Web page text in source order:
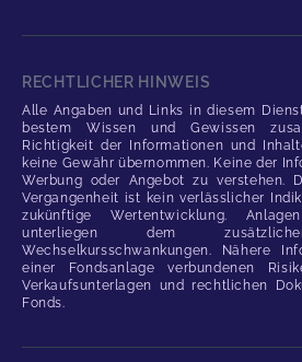
RECHTLICHER HINWEIS
Alle Angaben und Links in diesem
bestem Wissen und Gewissen
Richtigkeit der Informationen und
keine Gewähr übernommen. Keine der
Werbung oder Angebot zu verstehen.
Vergangenheit ist kein verlässlicher
zukünftige Wertentwicklung.
unterliegen dem
Wechselkursschwankungen. Nähere
einer Fondsanlage verbundenen
Verkaufsunterlagen und rechtlichen
Fonds.